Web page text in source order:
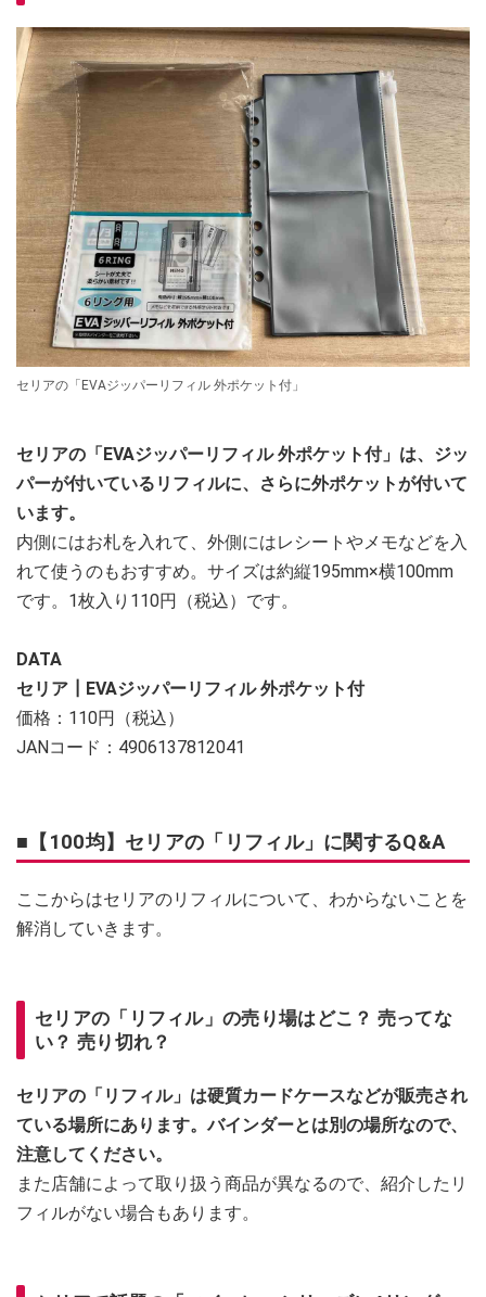
セリアの「EVAジッパーリフィル 外ポケット付」
セリアの「EVAジッパーリフィル 外ポケット付」は、ジッ
パーが付いているリフィルに、さらに外ポケットが付いて
います。
内側にはお札を入れて、外側にはレシートやメモなどを入
れて使うのもおすすめ。サイズは約縦195mm×横100mm
です。1枚入り110円（税込）です。
DATA
セリア┃EVAジッパーリフィル 外ポケット付
価格：110円（税込）
JANコード：4906137812041
■【100均】セリアの「リフィル」に関するQ&A
ここからはセリアのリフィルについて、わからないことを
解消していきます。
セリアの「リフィル」の売り場はどこ？ 売ってな
い？ 売り切れ？
セリアの「リフィル」は硬質カードケースなどが販売され
ている場所にあります。バインダーとは別の場所なので、
注意してください。
また店舗によって取り扱う商品が異なるので、紹介したリ
フィルがない場合もあります。